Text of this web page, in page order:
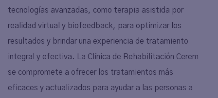
tecnologías avanzadas, como terapia asistida por
realidad virtual y biofeedback, para optimizar los
resultados y brindar una experiencia de tratamiento
integral y efectiva. La Clínica de Rehabilitación Cerem
se compromete a ofrecer los tratamientos más
eficaces y actualizados para ayudar a las personas a